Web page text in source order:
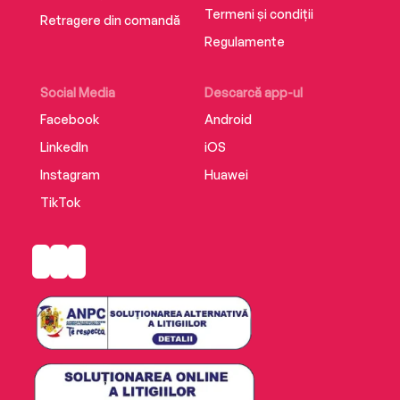
the ground, the gang’s only hope is to work
together. But it’s no coincidence that they're all
there on detention. Someone has been
Retragere din comandă
Social Media
Facebook
LinkedIn
Instagram
TikTok
Descarcă app-ul
Android
iOS
Huawei
Termeni și condiții
Regulamente